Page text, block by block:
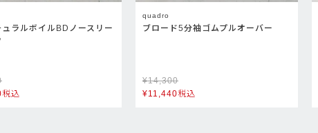
ラルボイルBDノースリー
税込
quadro
ブロード5分袖ゴムプルオーバー
¥14,300
¥11,440税込